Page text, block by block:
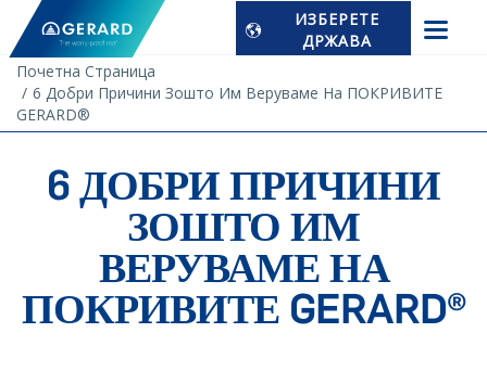
ИЗБЕРЕТЕ
ДРЖАВА
Почетна Страница
6 Добри Причини Зошто Им Веруваме На ПОКРИВИТЕ
GERARD®
6 ДОБРИ ПРИЧИНИ
ЗОШТО ИМ
ВЕРУВАМЕ НА
ПОКРИВИТЕ GERARD®